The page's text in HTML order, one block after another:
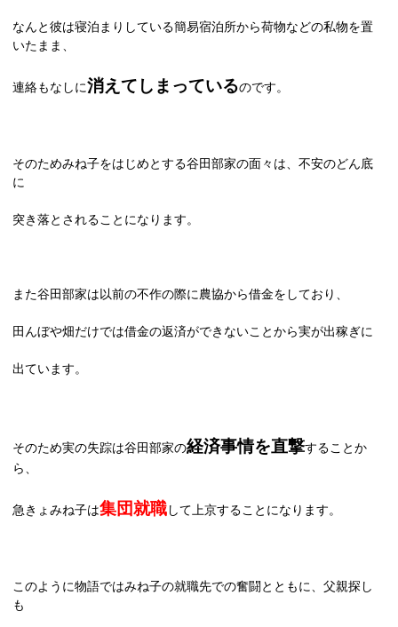
なんと彼は寝泊まりしている簡易宿泊所から荷物などの私物を置
いたまま、
連絡もなしに消えてしまっているのです。
そのためみね子をはじめとする谷田部家の面々は、不安のどん底
に
突き落とされることになります。
また谷田部家は以前の不作の際に農協から借金をしており、
田んぼや畑だけでは借金の返済ができないことから実が出稼ぎに
出ています。
そのため実の失踪は谷田部家の経済事情を直撃することか
ら、
急きょみね子は集団就職して上京することになります。
このように物語ではみね子の就職先での奮闘とともに、父親探し
も